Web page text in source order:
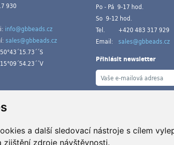
a další sledovací nástroje s cílem
zdroje návštěvnosti.
930
info@gbbeads.cz
sales@gbbeads.cz
50°43´15.73´´S
15°09´54.23´´V
Po - Pá 9-17 hod.
So 9-12 hod.
Tel.
+420 483 317 929
Email:
sales@gbbeads.cz
Přihlásit newsletter